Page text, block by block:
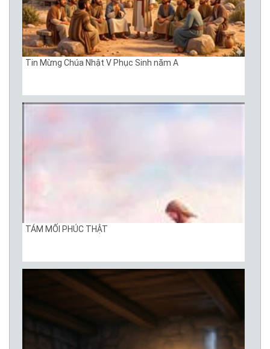
Tin Mừng Chúa Nhật V Phục Sinh năm A
TÁM MỐI PHÚC THẬT